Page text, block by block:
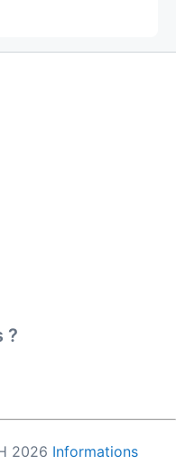
?
2026 Informations